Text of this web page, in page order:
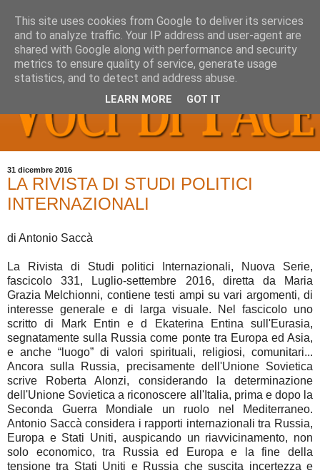
31 dicembre 2016
LA RIVISTA DI STUDI POLITICI
INTERNAZIONALI
di Antonio Saccà
La Rivista di Studi politici Internazionali, Nuova Serie,
fascicolo 331, Luglio-settembre 2016, diretta da Maria
Grazia Melchionni, contiene testi ampi su vari argomenti, di
interesse generale e di larga visuale. Nel fascicolo uno
scritto di Mark Entin e d Ekaterina Entina sull'Eurasia,
segnatamente sulla Russia come ponte tra Europa ed Asia,
e anche “luogo” di valori spirituali, religiosi, comunitari...
Ancora sulla Russia, precisamente dell'Unione Sovietica
scrive Roberta Alonzi, considerando la determinazione
dell'Unione Sovietica a riconoscere all'Italia, prima e dopo la
Seconda Guerra Mondiale un ruolo nel Mediterraneo.
Antonio Saccà considera i rapporti internazionali tra Russia,
Europa e Stati Uniti, auspicando un riavvicinamento, non
solo economico, tra Russia ed Europa e la fine della
tensione tra Stati Uniti e Russia che suscita incertezza e
This site uses cookies from Google to deliver its services
and to analyze traffic. Your IP address and user-agent are
shared with Google along with performance and security
metrics to ensure quality of service, generate usage
statistics, and to detect and address abuse.
LEARN MORE GOT IT